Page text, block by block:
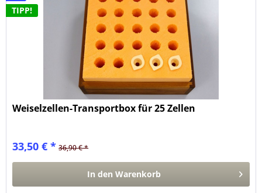
TIPP!
Weiselzellen-Transportbox für 25 Zellen
33,50 € * 36,90 € *
In den Warenkorb